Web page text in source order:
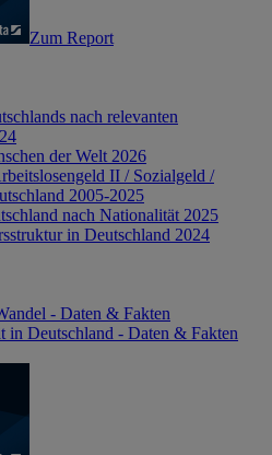
Zum Report
nach relevanten
der Welt 2026
II / Sozialgeld /
2005-2025
nach Nationalität 2025
in Deutschland 2024
- Daten & Fakten
in Deutschland - Daten & Fakten